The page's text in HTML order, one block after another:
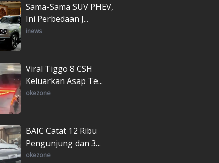
Sama-Sama SUV PHEV,
Ini Perbedaan J...
inews
Viral Tiggo 8 CSH
Keluarkan Asap Te...
okezone
BAIC Catat 12 Ribu
Pengunjung dan 3...
okezone